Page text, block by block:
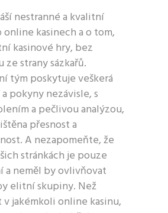
nestranné a kvalitní
kasinech a o tom,
kasinové hry, bez
strany sázkařů.
tým poskytuje veškerá
pokyny nezávisle, s
a pečlivou analýzou,
přesnost a
A nezapomeňte, že
stránkách je pouze
a neměl by ovlivňovat
elitní skupiny. Než
jakémkoli online kasinu,